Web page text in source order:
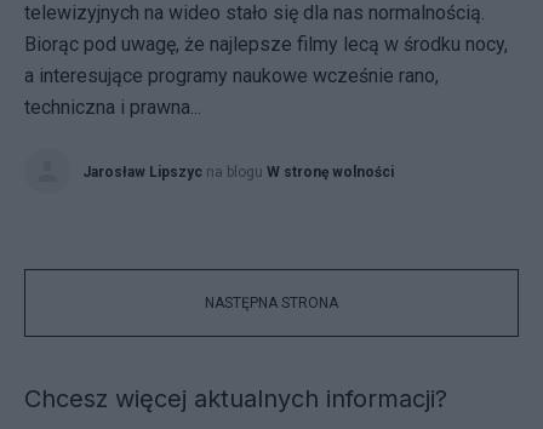
telewizyjnych na wideo stało się dla nas normalnością.
Biorąc pod uwagę, że najlepsze filmy lecą w środku nocy,
a interesujące programy naukowe wcześnie rano,
techniczna i prawna...
Jarosław Lipszyc na blogu W stronę wolności
NASTĘPNA STRONA
Chcesz więcej aktualnych informacji?